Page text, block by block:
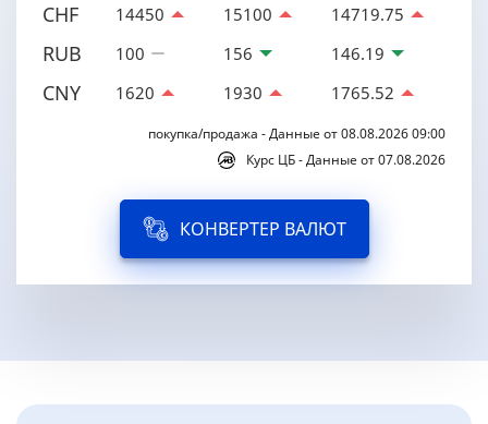
CHF 14450 15100 14719.75
RUB 100 156 146.19
CNY 1620 1930 1765.52
покупка/продажа - Данные от 08.08.2026 09:00
Курс ЦБ - Данные от 07.08.2026
КОНВЕРТЕР ВАЛЮТ